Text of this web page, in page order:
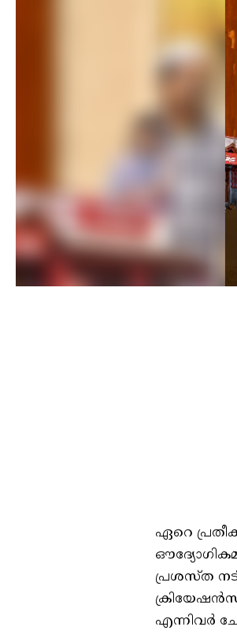
ഏറെ
പ്രശസ്ത
എന്നിവർ